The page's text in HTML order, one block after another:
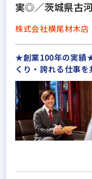
実◎／茨城県古
株式会社横尾材木店
★創業100年の実績
くり・誇れる仕事を